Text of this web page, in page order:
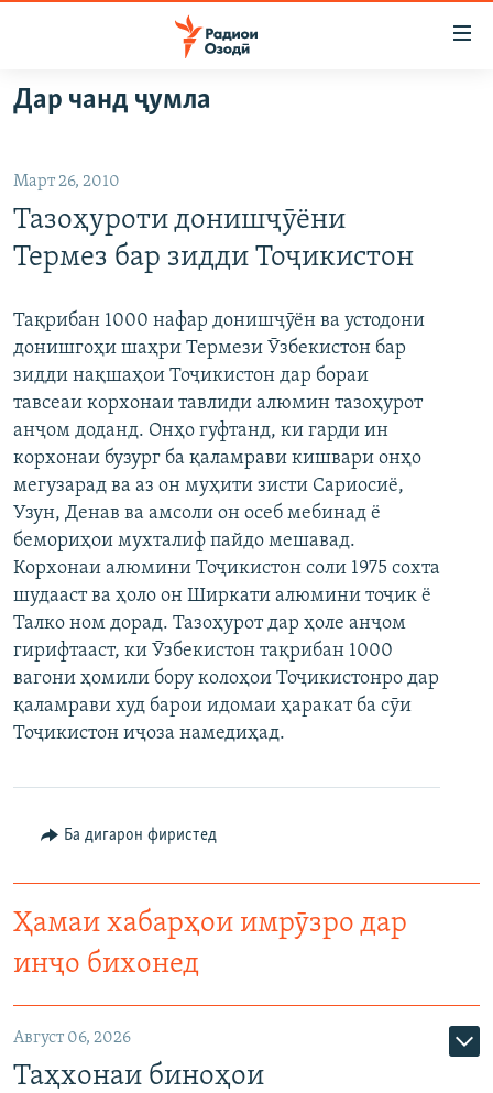
Ҷаҳиш
ба
аслӣ
Ҷаҳиш
ба
феҳристи
Ҷаҳиш
ҷустор
ГӮШАҲО
ҚАЗИЯИ "КРОКУС"
ОСИЁИ МАРКАЗӢ
ФАРҲАНГ
МЕҲМОНИ ОЗОДӢ
ВАРЗИШ
РӮЗГОРИ МУҲОҶИР
САЛОМ, ХОҲАР
ТАҲҚИҚОТ
ҶАНГ ДАР УКРАИНА
НАЗАРИ МАРДУМ
БЛОГИСТОН
ОЗОДӢ ОНЛАЙН
ЧАНДРАСОНАӢ
ВИДЕО
НИГОРИСТОН
ГУЗОРИШҲОИ РАДИОӢ
РӮЙХАТҲО
КИТОБҲОИ ОЗОДӢ
Русский
ПАЙГИРӢ КУНЕД
Ҳамаи сомонаҳои RFE/RL
Дар чанд ҷумла
Март 26, 2010
Тазоҳуроти донишҷӯёни
Термез бар зидди Тоҷикистон
Тақрибан 1000 нафар донишҷӯён ва устодони
донишгоҳи шаҳри Термези Ӯзбекистон бар
зидди нақшаҳои Тоҷикистон дар бораи
тавсеаи корхонаи тавлиди алюмин тазоҳурот
анҷом доданд. Онҳо гуфтанд, ки гарди ин
корхонаи бузург ба қаламрави кишвари онҳо
мегузарад ва аз он муҳити зисти Сариосиё,
Узун, Денав ва амсоли он осеб мебинад ё
бемориҳои мухталиф пайдо мешавад.
Корхонаи алюмини Тоҷикистон соли 1975 сохта
шудааст ва ҳоло он Ширкати алюмини тоҷик ё
Талко ном дорад. Тазоҳурот дар ҳоле анҷом
гирифтааст, ки Ӯзбекистон тақрибан 1000
вагони ҳомили бору колоҳои Тоҷикистонро дар
қаламрави худ барои идомаи ҳаракат ба сӯи
Тоҷикистон иҷоза намедиҳад.
Ба дигарон фиристед
Ҳамаи хабарҳои имрӯзро дар
инҷо бихонед
Август 06, 2026
Таҳхонаи биноҳои